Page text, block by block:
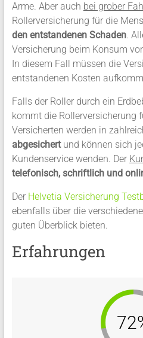
Arme. Aber auch bei grober
Rollerversicherung für die
den entstandenen Schaden.
Versicherung beim Konsum
In diesem Fall müssen die
entstandenen Kosten
Falls der Roller durch ein
kommt die Rollerversicherung
Versicherten werden in
abgesichertund können sich
Kundenservice wenden. Der
telefonisch, schriftlich und
Der Helvetia Versicherung
ebenfalls über die
guten Überblick bieten.
Erfahrungen